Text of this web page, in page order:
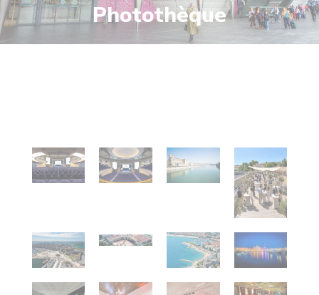
Photothèque